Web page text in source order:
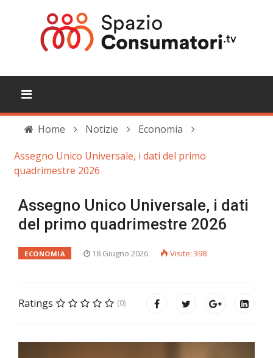
Home Notizie
Economia
Assegno Unico Universale, i dati del primo
quadrimestre 2026
Assegno Unico Universale, i dati
del primo quadrimestre 2026
ECONOMIA 18 Giugno 2026 Visite: 398
Ratings (0)